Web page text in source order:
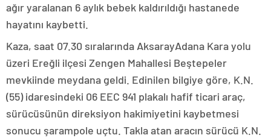
ağır yaralanan 6 aylık bebek kaldırıldığı hastanede
hayatını kaybetti.
Kaza, saat 07.30 sıralarında AksarayAdana Kara yolu
üzeri Ereğli ilçesi Zengen Mahallesi Beştepeler
mevkiinde meydana geldi. Edinilen bilgiye göre, K.N.
(55) idaresindeki 06 EEC 941 plakalı hafif ticari araç,
sürücüsünün direksiyon hakimiyetini kaybetmesi
sonucu şarampole uçtu. Takla atan aracın sürücü K.N.